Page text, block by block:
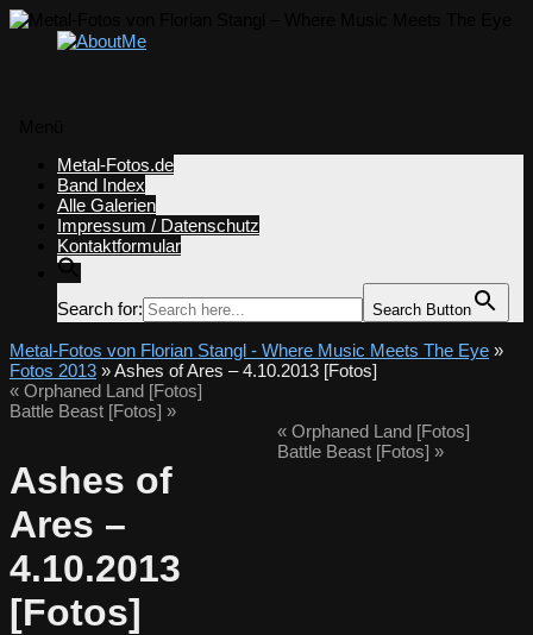
springen
Metal-Fotos.de
Band Index
Alle Galerien
Impressum / Datenschutz
Kontaktformular
Search for: Search Button
Metal-Fotos von Florian Stangl - Where Music Meets The Eye »
Fotos 2013 » Ashes of Ares – 4.10.2013 [Fotos]
« Orphaned Land [Fotos]
Battle Beast [Fotos] »
Ashes of
Ares –
4.10.2013
[Fotos]
«Orphaned Land [Fotos]
Battle Beast [Fotos] »